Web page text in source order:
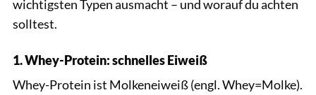
wichtigsten Typen ausmacht – und worauf du achten
solltest.
1. Whey-Protein: schnelles Eiweiß
Whey-Protein ist Molkeneiweiß (engl. Whey=Molke).